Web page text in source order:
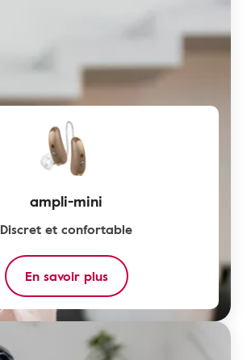
ampli-mini
Discret et confortable
En savoir plus